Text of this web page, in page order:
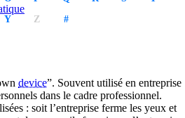
Y Z #
device”. Souvent utilisé en entreprise
dans le cadre professionnel.
: soit l’entreprise ferme les yeux et